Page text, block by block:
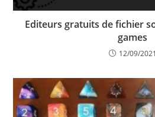
Editeurs gratuits de fichier
games
12/09/2021